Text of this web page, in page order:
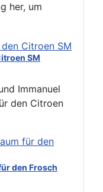
her, um
SM
Immanuel
den Citroen
den Frosch